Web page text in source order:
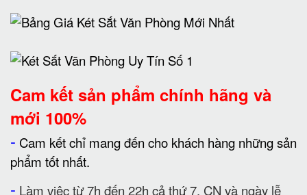
Cam kết sản phẩm chính hãng và
mới 100%
- Cam kết chỉ mang đến cho khách hàng những sản
phẩm tốt nhất.
- Làm việc từ 7h đến 22h cả thứ 7, CN và ngày lễ